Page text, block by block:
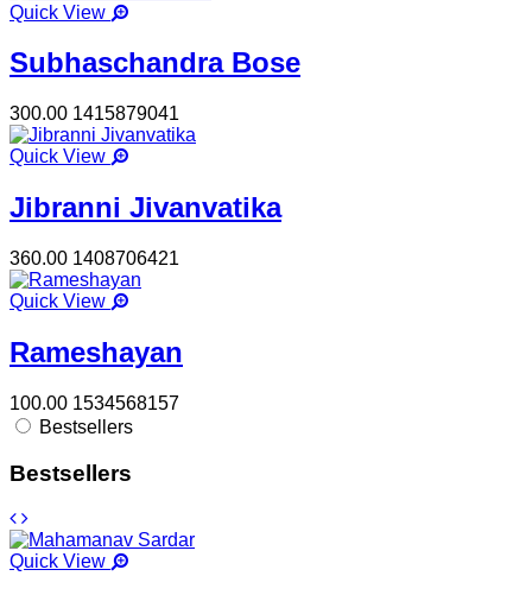
Quick View
Subhaschandra Bose
300.00 1415879041
Quick View
Jibranni Jivanvatika
360.00 1408706421
Quick View
Rameshayan
100.00 1534568157
Bestsellers
Bestsellers
Quick View